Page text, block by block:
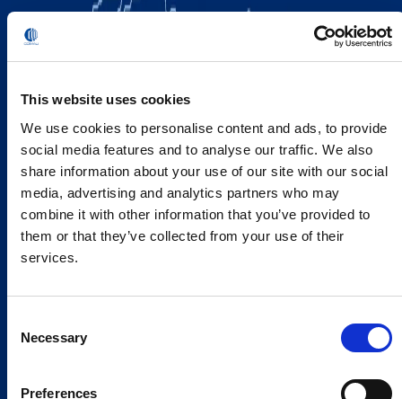
This website uses cookies
We use cookies to personalise content and ads, to provide
social media features and to analyse our traffic. We also
share information about your use of our site with our social
media, advertising and analytics partners who may
combine it with other information that you’ve provided to
them or that they’ve collected from your use of their
services.
Selection
Necessary
Preferences